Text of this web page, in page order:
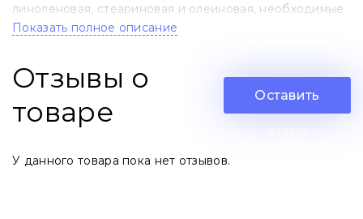
линоленовая, стеариновая и олеиновая, необходимые
для здоровья кожи, волос и ногтей,
способствующие снижению уровня холестерина,
Множество витаминов, среди которых: Е, С, В6, и
минералы: калий, марганец, магний, которые
сердечно-сосудистой системы,
Показать полное описание
Отзывы о
товаре
Оставить
У данного товара пока нет отзывов.